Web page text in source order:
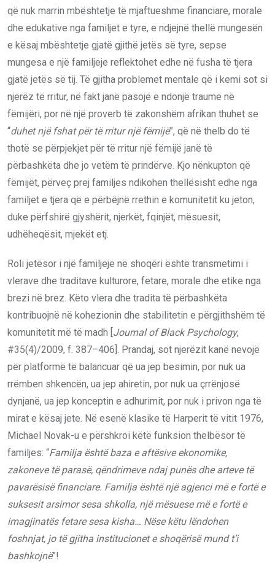
që nuk marrin mbështetje të mjaftueshme financiare, morale
dhe edukative nga familjet e tyre, e ndjejnë thellë mungesën
e kësaj mbështetje gjatë gjithë jetës së tyre, sepse
mungesa e një familjeje reflektohet edhe në fusha të tjera
gjatë jetës së tij. Të gjitha problemet mentale që i kemi sot si
njerëz të rritur, në fakt janë pasojë e ndonjë traume në
fëmijëri, por në një proverb të zakonshëm afrikan thuhet se
“duhet një fshat për të rritur një fëmijë”, që në thelb do të
thotë se përpjekjet për të rritur një fëmijë janë të
përbashkëta dhe jo vetëm të prindërve. Kjo nënkupton që
fëmijët, përveç prej familjes ndikohen thellësisht edhe nga
familjet e tjera që e përbëjnë rrethin e komunitetit ku jeton,
duke përfshirë gjyshërit, njerkët, fqinjët, mësuesit,
udhëheqësit, mjekët etj.
Roli jetësor i një familjeje në shoqëri është transmetimi i
vlerave dhe traditave kulturore, fetare, morale dhe etike nga
brezi në brez. Këto vlera dhe tradita të përbashkëta
kontribuojnë në kohezionin dhe stabilitetin e përgjithshëm të
komunitetit më të madh [Journal of Black Psychology,
#35(4)/2009, f. 387–406]. Prandaj, sot njerëzit kanë nevojë
për platformë të balancuar që ua jep besimin, por nuk ua
rrëmben shkencën, ua jep ahiretin, por nuk ua çrrënjosë
dynjanë, ua jep konceptin e adhurimit, por nuk i privon nga të
mirat e kësaj jete. Në esenë klasike të Harperit të vitit 1976,
Michael Novak-u e përshkroi këtë funksion thelbësor të
familjes: “Familja është baza e aftësive ekonomike,
zakoneve të parasë, qëndrimeve ndaj punës dhe arteve të
pavarësisë financiare. Familja është një agjenci më e fortë e
suksesit arsimor sesa shkolla, një mësuese më e fortë e
imagjinatës fetare sesa kisha… Nëse këtu lëndohen
foshnjat, jo të gjitha institucionet e shoqërisë mund t’i
bashkojnë”!